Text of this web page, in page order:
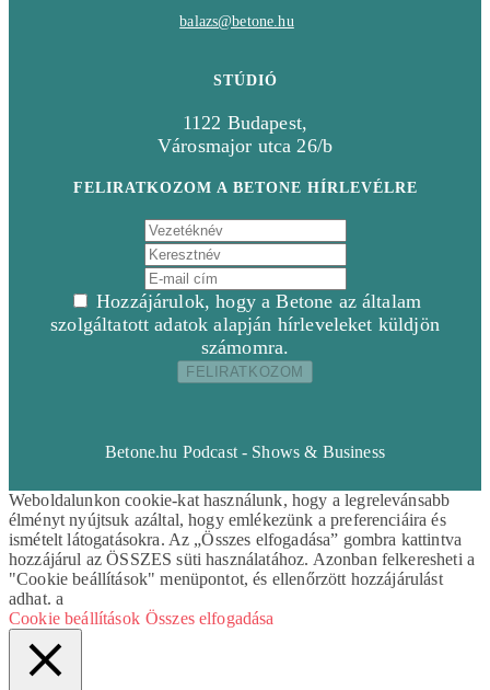
balazs@betone.hu
STÚDIÓ
1122 Budapest,
Városmajor utca 26/b
FELIRATKOZOM A BETONE HÍRLEVÉLRE
Hozzájárulok, hogy a Betone az általam
szolgáltatott adatok alapján hírleveleket küldjön
számomra.
Betone.hu Podcast - Shows & Business
Weboldalunkon cookie-kat használunk, hogy a legrelevánsabb
élményt nyújtsuk azáltal, hogy emlékezünk a preferenciáira és
ismételt látogatásokra. Az „Összes elfogadása” gombra kattintva
hozzájárul az ÖSSZES süti használatához. Azonban felkeresheti a
"Cookie beállítások" menüpontot, és ellenőrzött hozzájárulást
adhat. a
Cookie beállítások Összes elfogadása